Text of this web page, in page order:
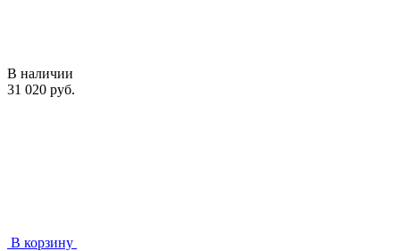
В наличии
31 020 руб.
В корзину